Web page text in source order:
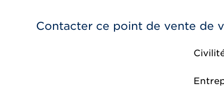
Contacter ce point de vente de